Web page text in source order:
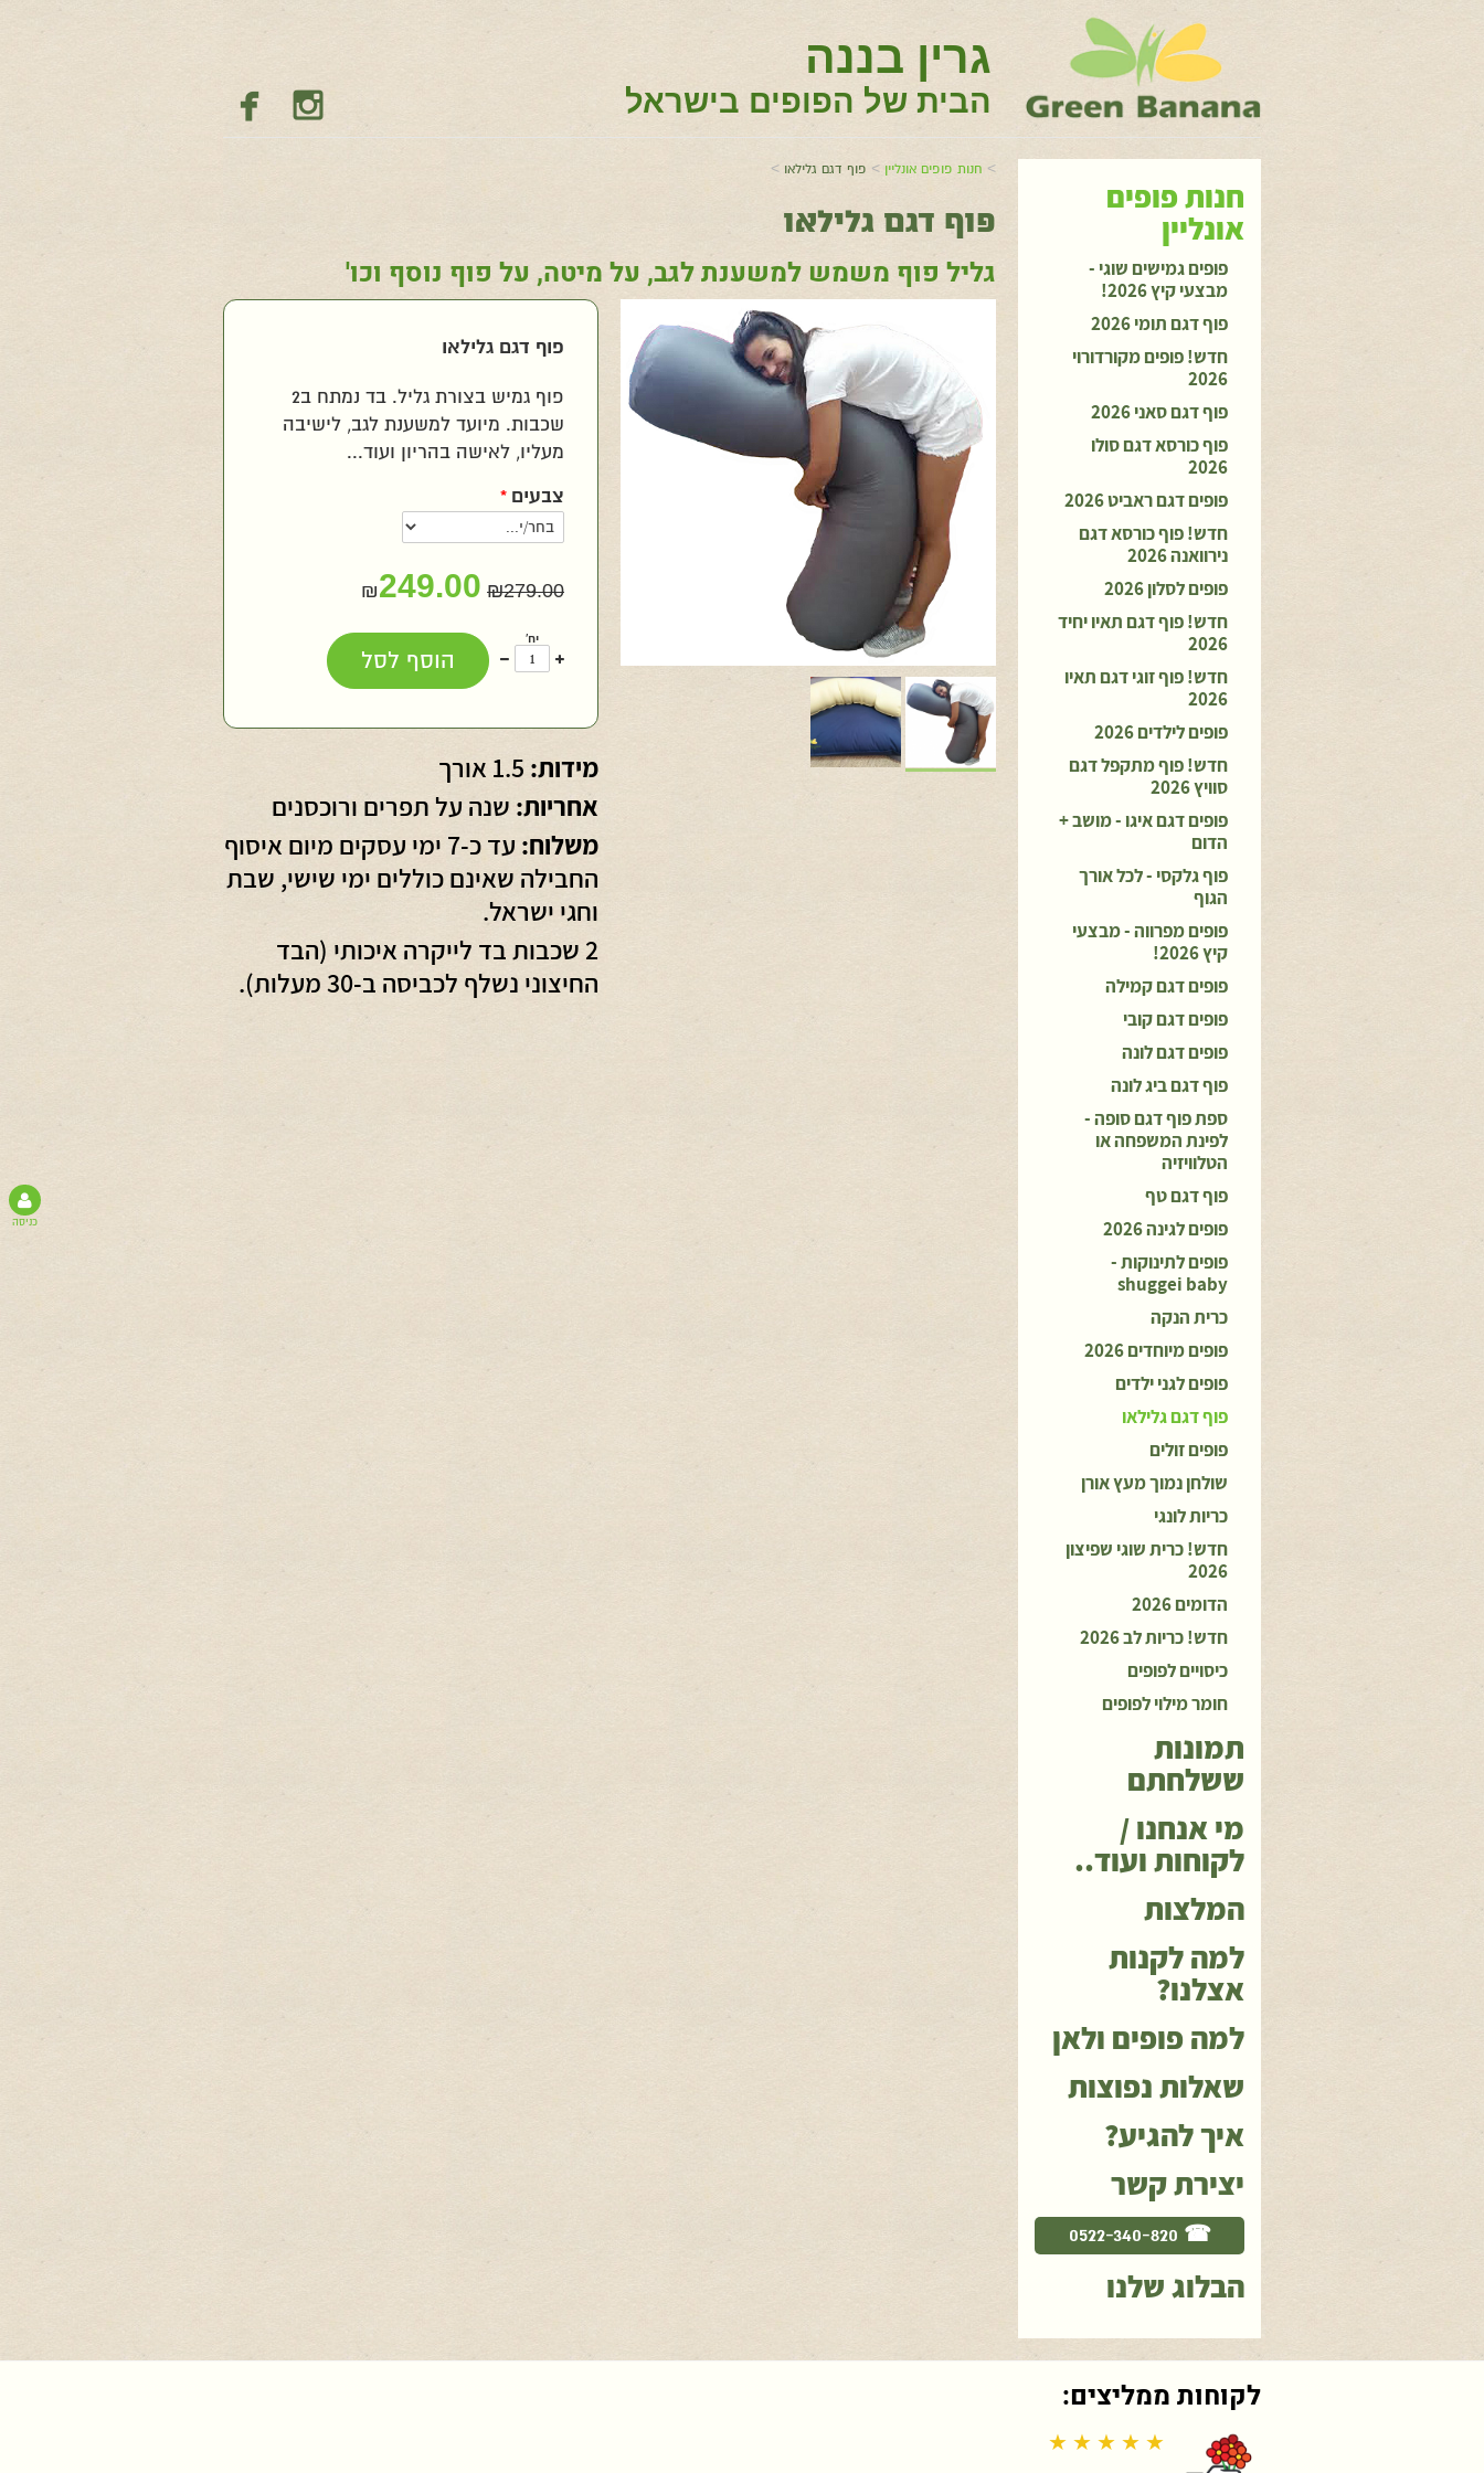
גרין בננה
הבית של הפופים בישראל  
חנות פופים
אונליין
פופים גמישים שוגי -
מבצעי קיץ 2026!
פוף דגם תומי 2026
חדש! פופים מקורדורוי
2026
פוף דגם סאני 2026
פוף כורסא דגם סולו
2026
פופים דגם ראביט 2026
חדש! פוף כורסא דגם
נירוואנה 2026
פופים לסלון 2026
חדש! פוף דגם תאיו יחיד
2026
חדש! פוף זוגי דגם תאיו
2026
פופים לילדים 2026
חדש! פוף מתקפל דגם
סוויץ 2026
פופים דגם איגו - מושב +
הדום
פוף גלקסי - לכל אורך
הגוף
פופים מפרווה - מבצעי
קיץ 2026!
פופים דגם קמילה
פופים דגם קובי
פופים דגם לונה
פוף דגם ביג לונה
ספת פוף דגם סופה -
לפינת המשפחה או
הטלוויזיה
פוף דגם טף
פופים לגינה 2026
פופים לתינוקות -
shuggei baby
כרית הנקה
פופים מיוחדים 2026
פופים לגני ילדים
פוף דגם גלילאו
פופים זולים
שולחן נמוך מעץ אורן
כריות לונגי
חדש! כרית שוגי שפיצון
2026
הדומים 2026
חדש! כריות לב 2026
כיסויים לפופים
חומר מילוי לפופים
תמונות
ששלחתם
מי אנחנו /
לקוחות ועוד..
המלצות
למה לקנות
אצלנו?
למה פופים ולאן
שאלות נפוצות
איך להגיע?
יצירת קשר
☎ 0522-340-820
הבלוג שלנו
> חנות פופים אונליין > פוף דגם גלילאו >
פוף דגם גלילאו
גליל פוף משמש למשענת לגב, על מיטה, על פוף נוסף וכו'
פוף דגם גלילאו צבע אפור
פוף דגם גלילאו
פוף גמיש בצורת גליל. בד נמתח ב2
שכבות. מיועד למשענת לגב, לישיבה
מעליו, לאישה בהריון ועוד...
צבעים *
₪279.00
₪249.00
יח'
עוד
פחות
אחד
הוסף לסל
מידות:
אחריות: שנה על תפרים ורוכסנים
משלוח:
עד כ-7 ימי עסקים מיום איסוף
החבילה שאינם כוללים ימי שישי, שבת
וחגי ישראל.
2 שכבות בד לייקרה איכותי (הבד
החיצוני נשלף לכביסה ב-30 מעלות).
לקוחות ממליצים:
★ ★ ★ ★ ★
כניסה